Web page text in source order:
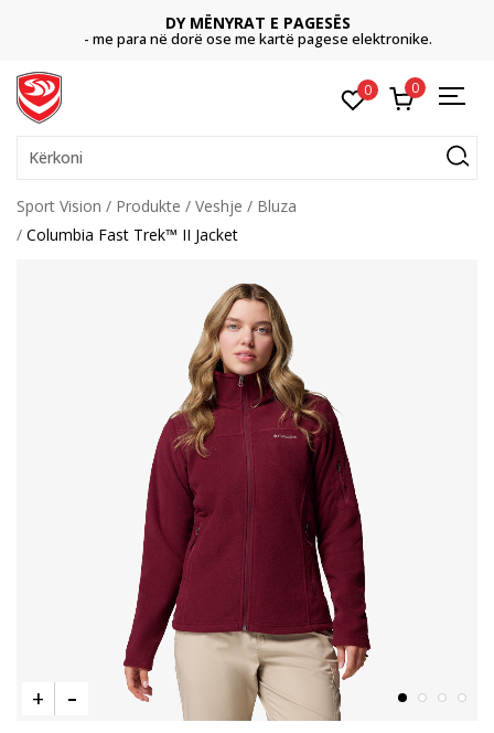
DY MËNYRAT E PAGESËS
- me para në dorë ose me kartë pagese elektronike.
0 0
Kërkoni
Sport Vision Produkte Veshje
Bluza
Columbia Fast Trek™ II Jacket